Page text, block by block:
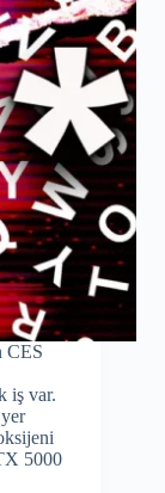
CES
iş var.
5000